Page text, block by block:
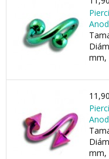
mm,
mm,